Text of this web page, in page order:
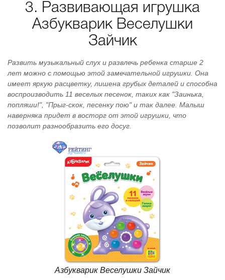
3. Развивающая игрушка
Азбукварик Веселушки
Зайчик
Развить музыкальный слух и развлечь ребенка старше 2
лет можно с помощью этой замечательной игрушки. Она
имеет яркую расцветку, лишена грубых деталей и способна
воспроизводить 11 веселых песенок, таких как "Заинька,
попляши!", "Прыг-скок, песенку пою" и так далее. Малыш
наверняка придет в восторг от этой игрушки, что
позволит разнообразить его досуг.
Азбукварик Веселушки Зайчик